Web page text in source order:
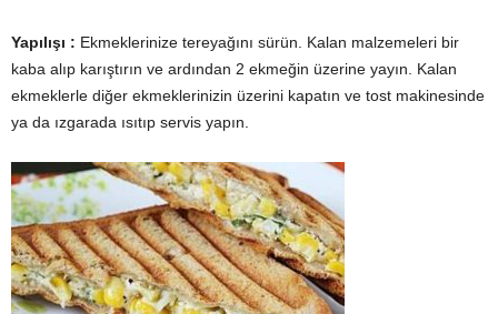
Yapılışı : Ekmeklerinize tereyağını sürün. Kalan malzemeleri bir
kaba alıp karıştırın ve ardından 2 ekmeğin üzerine yayın. Kalan
ekmeklerle diğer ekmeklerinizin üzerini kapatın ve tost makinesinde
ya da ızgarada ısıtıp servis yapın.